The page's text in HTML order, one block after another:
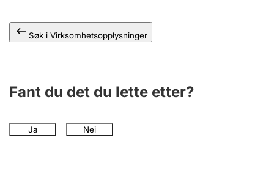
Søk i Virksomhetsopplysninger
Fant du det du lette etter?
Ja Nei